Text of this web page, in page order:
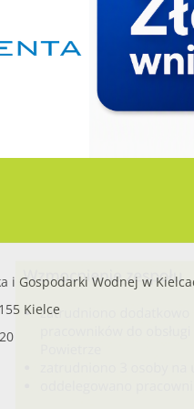
i Gospodarki Wodnej w
Kielce